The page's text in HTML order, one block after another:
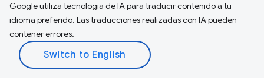
Google utiliza tecnología de IA para traducir contenido a tu
idioma preferido. Las traducciones realizadas con IA pueden
contener errores.